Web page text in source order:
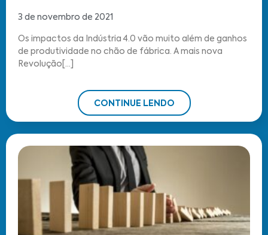
3 de novembro de 2021
Os impactos da Indústria 4.0 vão muito além de ganhos
de produtividade no chão de fábrica. A mais nova
Revolução[...]
CONTINUE LENDO